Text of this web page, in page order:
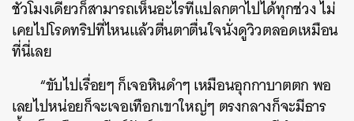
ชั่วโมงเดียวก็สามารถเห็นอะไรที่แปลกตาไปได้ทุกช่วง ไม่
เคยไปโรดทริปที่ไหนแล้วตื่นตาตื่นใจนั่งดูวิวตลอดเหมือน
ที่นี่เลย
“ขับไปเรื่อยๆ ก็เจอหินดำๆ เหมือนอุกกาบาตตก พอ
เลยไปหน่อยก็จะเจอเทือกเขาใหญ่ๆ ตรงกลางก็จะมีธาร